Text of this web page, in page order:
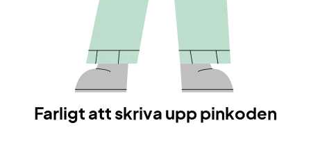
Farligt att skriva upp pinkoden